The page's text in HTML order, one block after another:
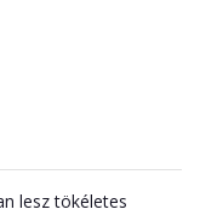
lesz tökéletes